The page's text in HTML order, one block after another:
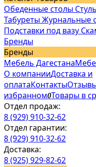
Обеденные столы
ТабуретыЖурнальные
Подставки под вазу
Бренды
Бренды
Мебель Дагестана
О компанииДоставка и
оплатаКонтакты
избранном0Товары в
Отдел продаж:
8 (929) 910-32-62
Отдел гарантии:
8 (929) 910-32-62
Доставка:
8 (925) 929-82-62